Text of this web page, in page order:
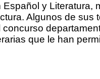
y
Algunos de
que le han